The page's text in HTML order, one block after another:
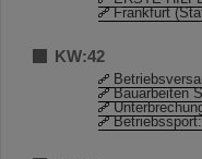
Frankfurt
KW:42
Bauarbeiten